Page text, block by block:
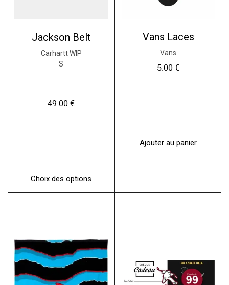
Jackson Belt
Carhartt WIP
S
49.00 €
Choix des options
u
i
t
a
p
Vans Laces
Vans
5.00 €
Ajouter au panier